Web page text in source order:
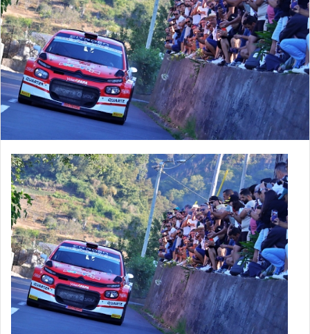
m
a
i
l